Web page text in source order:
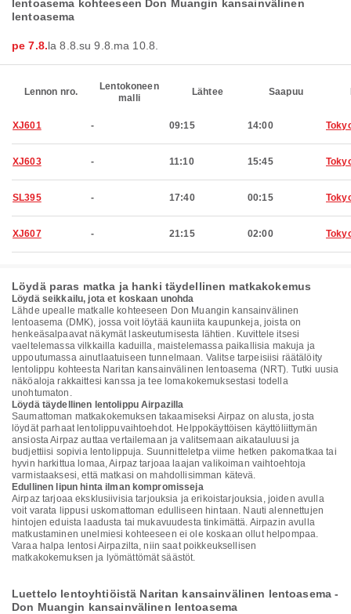
lentoasema kohteeseen Don Muangin kansainvälinen
lentoasema
pe 7.8.la 8.8. su 9.8. ma 10.8.
Lennon nro.
Lentokoneen
malli
Lähtee Saapuu
XJ601 - 09:15 14:00
XJ603 - 11:10 15:45
SL395 - 17:40 00:15
XJ607 - 21:15 02:00
Löydä paras matka ja hanki täydellinen matkakokemus
Löydä seikkailu, jota et koskaan unohda
Lähde upealle matkalle kohteeseen Don Muangin kansainvälinen
lentoasema (DMK), jossa voit löytää kauniita kaupunkeja, joista on
henkeäsalpaavat näkymät laskeutumisesta lähtien. Kuvittele itsesi
vaeltelemassa vilkkailla kaduilla, maistelemassa paikallisia makuja ja
uppoutumassa ainutlaatuiseen tunnelmaan. Valitse tarpeisiisi räätälöity
lentolippu kohteesta Naritan kansainvälinen lentoasema (NRT). Tutki uusia
näköaloja rakkaittesi kanssa ja tee lomakokemuksestasi todella
unohtumaton.
Löydä täydellinen lentolippu Airpazilla
Saumattoman matkakokemuksen takaamiseksi Airpaz on alusta, josta
löydät parhaat lentolippuvaihtoehdot. Helppokäyttöisen käyttöliittymän
ansiosta Airpaz auttaa vertailemaan ja valitsemaan aikatauluusi ja
budjettiisi sopivia lentolippuja. Suunnitteletpa viime hetken pakomatkaa tai
hyvin harkittua lomaa, Airpaz tarjoaa laajan valikoiman vaihtoehtoja
varmistaaksesi, että matkasi on mahdollisimman kätevä.
Edullinen lipun hinta ilman kompromisseja
Airpaz tarjoaa eksklusiivisia tarjouksia ja erikoistarjouksia, joiden avulla
voit varata lippusi uskomattoman edulliseen hintaan. Nauti alennettujen
hintojen eduista laadusta tai mukavuudesta tinkimättä. Airpazin avulla
matkustaminen unelmiesi kohteeseen ei ole koskaan ollut helpompaa.
Varaa halpa lentosi Airpazilta, niin saat poikkeuksellisen
matkakokemuksen ja lyömättömät säästöt.
Luettelo lentoyhtiöistä Naritan kansainvälinen lentoasema -
Don Muangin kansainvälinen lentoasema